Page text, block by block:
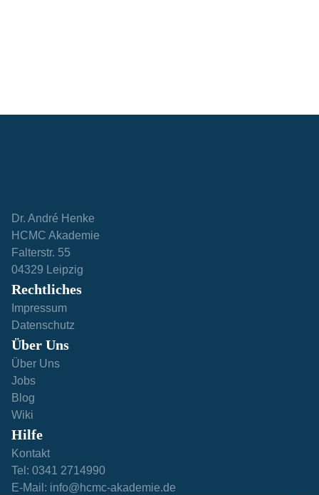
Dr. André Henke
HCMC Akademie
Falterstr. 55
04329 Leipzig
Rechtliches
Impressum
Datenschutz
Über Uns
Über Uns
Jobs
Blog
Wiki
Hilfe​
Kontakt
Tel: 0341 2714990
E-Mail: info@hcmc-akademie.de